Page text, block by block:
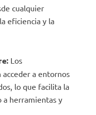
cualquier
eficiencia y la
Los
a entornos
lo que facilita la
a herramientas y